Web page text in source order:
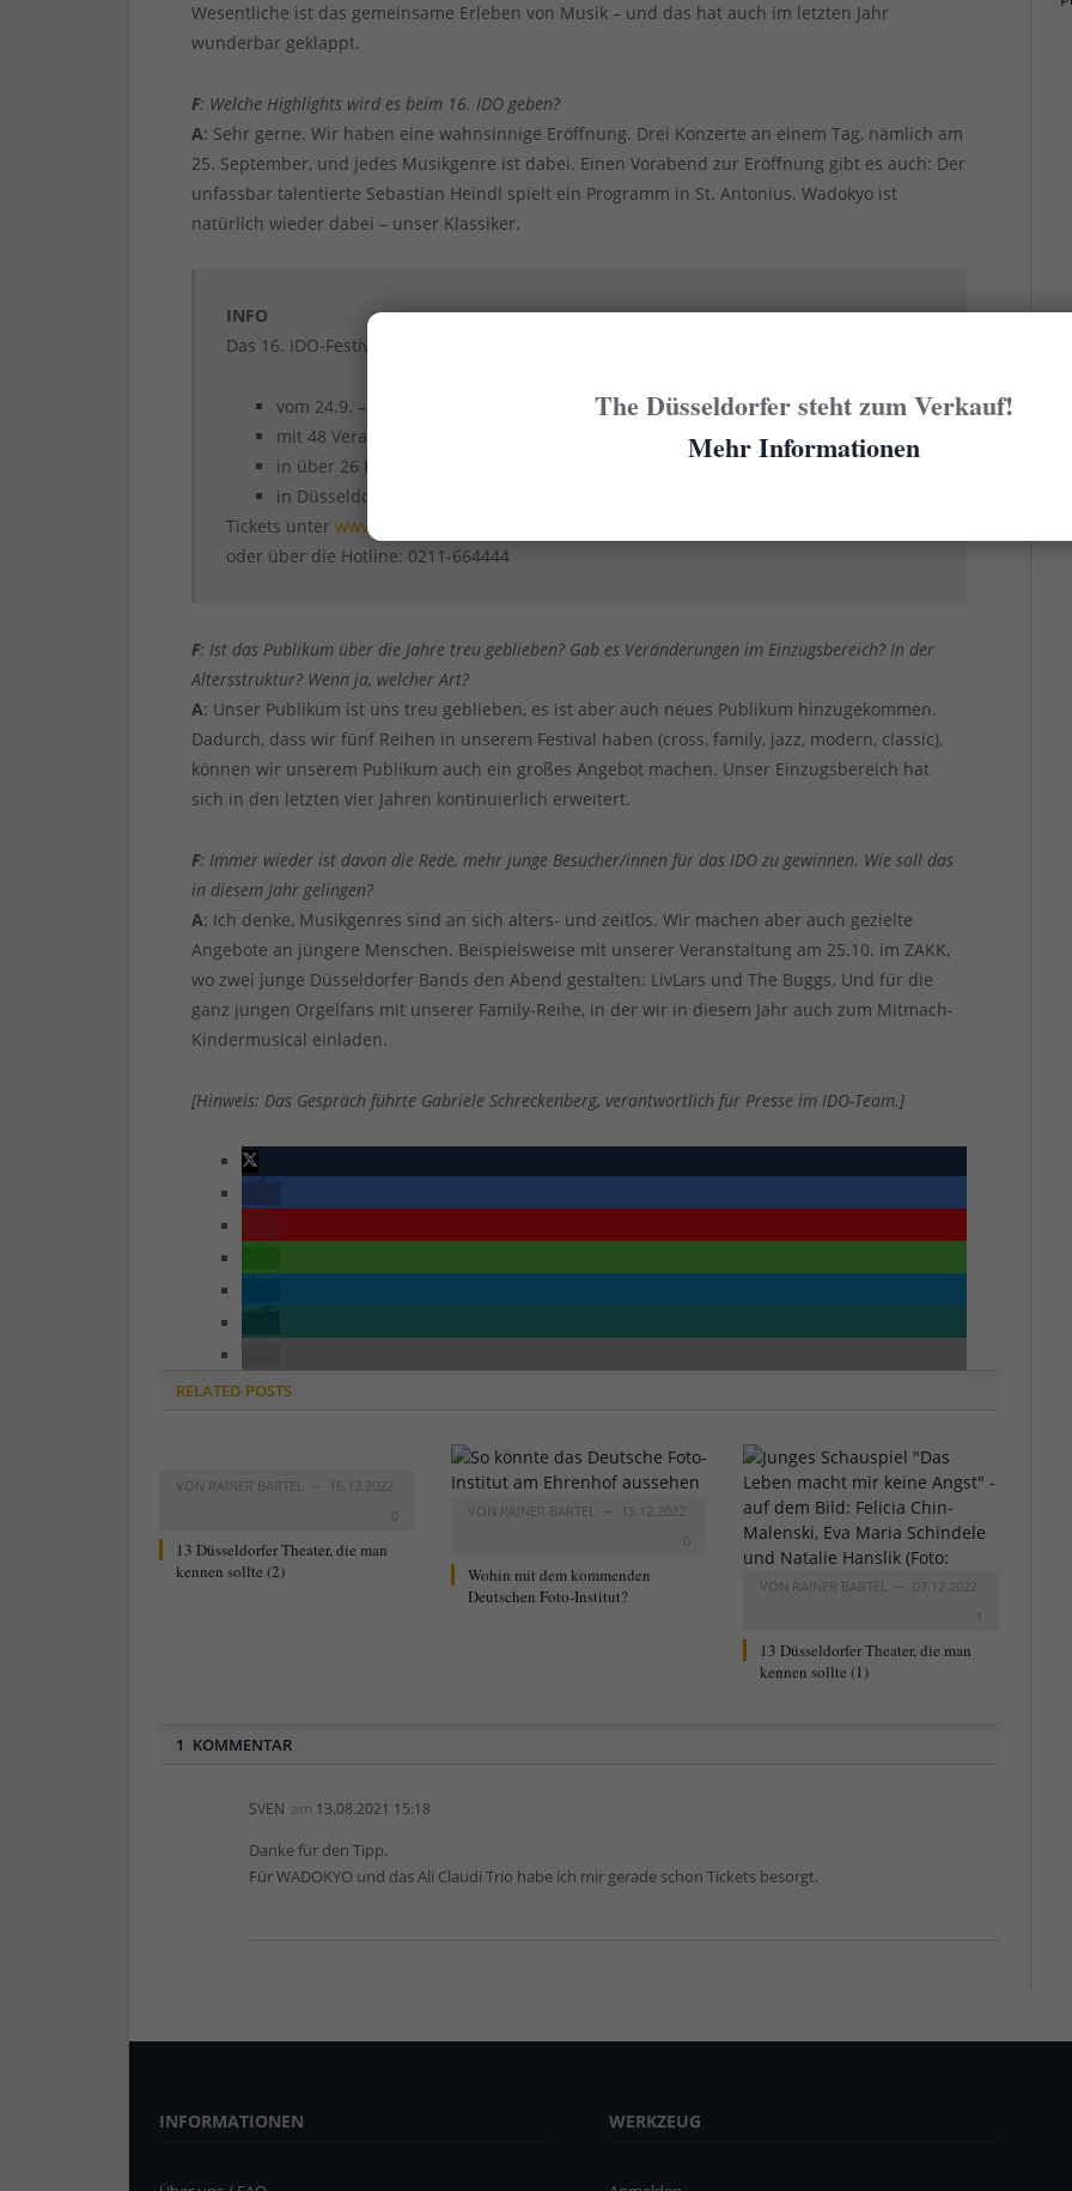
Wesentliche ist das gemeinsame Erleben von Musik – und das hat auch im letzten Jahr
wunderbar geklappt.
F: Welche Highlights wird es beim 16. IDO geben?
A: Sehr gerne. Wir haben eine wahnsinnige Eröffnung. Drei Konzerte an einem Tag, nämlich am
25. September, und jedes Musikgenre ist dabei. Einen Vorabend zur Eröffnung gibt es auch: Der
unfassbar talentierte Sebastian Heindl spielt ein Programm in St. Antonius. Wadokyo ist
natürlich wieder dabei – unser Klassiker.
INFO
Das 16. IDO-Festival findet statt:
vom 24.9. – 1.11.2021
mit 48 Veranstaltungen „rund um die Orgel“
in über 26 Kirchen
in Düsseldorf und Duisburg
Tickets unterwww.ido-festival.de
oder über die Hotline: 0211-664444
F: Ist das Publikum über die Jahre treu geblieben? Gab es Veränderungen im Einzugsbereich? In der
Altersstruktur? Wenn ja, welcher Art?
A: Unser Publikum ist uns treu geblieben, es ist aber auch neues Publikum hinzugekommen.
Dadurch, dass wir fünf Reihen in unserem Festival haben (cross, family, jazz, modern, classic),
können wir unserem Publikum auch ein großes Angebot machen. Unser Einzugsbereich hat
sich in den letzten vier Jahren kontinuierlich erweitert.
F: Immer wieder ist davon die Rede, mehr junge Besucher/innen für das IDO zu gewinnen. Wie soll das
in diesem Jahr gelingen?
A: Ich denke, Musikgenres sind an sich alters- und zeitlos. Wir machen aber auch gezielte
Angebote an jüngere Menschen. Beispielsweise mit unserer Veranstaltung am 25.10. im ZAKK,
wo zwei junge Düsseldorfer Bands den Abend gestalten: LivLars und The Buggs. Und für die
ganz jungen Orgelfans mit unserer Family-Reihe, in der wir in diesem Jahr auch zum Mitmach-
Kindermusical einladen.
[Hinweis: Das Gespräch führte Gabriele Schreckenberg, verantwortlich für Presse im IDO-Team.]
RELATED POSTS
VON RAINER BARTEL
16.12.2022
0
13 Düsseldorfer Theater, die man
kennen sollte (2)
VON RAINER BARTEL
15.12.2022
0
Wohin mit dem kommenden
Deutschen Foto-Institut?
VON RAINER BARTEL
07.12.2022
1
13 Düsseldorfer Theater, die man
kennen sollte (1)
1 KOMMENTAR
SVEN am 13.08.2021 15:18
Danke für den Tipp.
Für WADOKYO und das Ali Claudi Trio habe ich mir gerade schon Tickets besorgt.
INFORMATIONEN WERKZEUG
The Düsseldorfer steht zum Verkauf!
Mehr Informationen